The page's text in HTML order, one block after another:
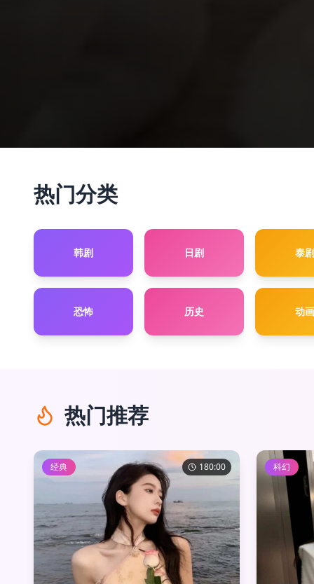
热门分类
韩剧 日剧 泰剧
恐怖 历史 动画
热门推荐
180:00
经典 科幻